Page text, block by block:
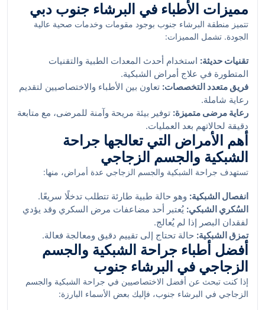
حيث يتمتعون بخبرة واسعة ومعرفة عميقة بأحدث التقنيات الطبية.
في هذا المقال، سنستعرض بعضًا من هؤلاء الاختصاصيين، بالإضافة
إلى كيفية اختيار الطبيب المناسب لحالتك.
مميزات الأطباء في البرشاء جنوب دبي
تتميز منطقة البرشاء جنوب بوجود مقومات وخدمات صحية عالية
الجودة. تشمل المميزات:
تقنيات حديثة: استخدام أحدث المعدات الطبية والتقنيات
المتطورة في علاج أمراض الشبكية.
فريق متعدد التخصصات: تعاون بين الأطباء والاختصاصيين لتقديم
رعاية شاملة.
رعاية مرضى متميزة: توفير بيئة مريحة وآمنة للمرضى، مع متابعة
دقيقة لحالاتهم بعد العمليات.
أهم الأمراض التي تعالجها جراحة
الشبكية والجسم الزجاجي
تستهدف جراحة الشبكية والجسم الزجاجي عدة أمراض، منها:
انفصال الشبكية: وهو حالة طبية طارئة تتطلب تدخلًا سريعًا.
السُكري الشبكي: يُعتبر أحد مضاعفات مرض السكري وقد يؤدي
لفقدان البصر إذا لم يُعالج.
تمزق الشبكية: حالة تحتاج إلى تقييم دقيق ومعالجة فعالة.
أفضل أطباء جراحة الشبكية والجسم
الزجاجي في البرشاء جنوب
إذا كنت تبحث عن أفضل الاختصاصيين في جراحة الشبكية والجسم
الزجاجي في البرشاء جنوب، فإليك بعض الأسماء البارزة: